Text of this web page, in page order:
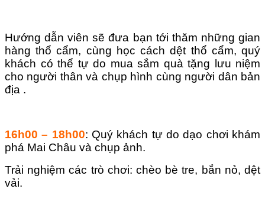
Hướng dẫn viên sẽ đưa bạn tới thăm những gian
hàng thổ cẩm, cùng học cách dệt thổ cẩm, quý
khách có thể tự do mua sắm quà tặng lưu niệm
cho người thân và chụp hình cùng người dân bản
địa .
16h00 – 18h00: Quý khách tự do dạo chơi khám
phá Mai Châu và chụp ảnh.
Trải nghiệm các trò chơi: chèo bè tre, bắn nỏ, dệt
vải.